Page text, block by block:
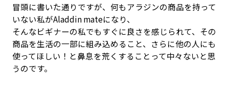
冒頭に書いた通りですが、何もアラジンの商品を持って
いない私がAladdin mateになり、
そんなビギナーの私でもすぐに良さを感じられて、その
商品を生活の一部に組み込めること、さらに他の人にも
使ってほしい！と鼻息を荒くすることって中々ないと思
うのです。